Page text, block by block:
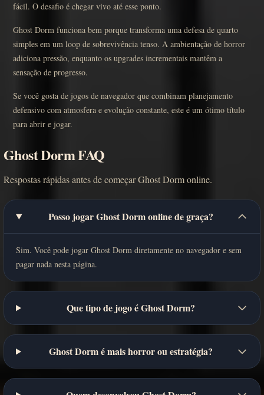
fácil. O desafio é chegar vivo até esse ponto.
Ghost Dorm funciona bem porque transforma uma defesa de quarto
simples em um loop de sobrevivência tenso. A ambientação de horror
adiciona pressão, enquanto os upgrades incrementais mantêm a
sensação de progresso.
Se você gosta de jogos de navegador que combinam planejamento
defensivo com atmosfera e evolução constante, este é um ótimo título
para abrir e jogar.
Ghost Dorm FAQ
Respostas rápidas antes de começar Ghost Dorm online.
Posso jogar Ghost Dorm online de graça?
Sim. Você pode jogar Ghost Dorm diretamente no navegador e sem
pagar nada nesta página.
Que tipo de jogo é Ghost Dorm?
Ghost Dorm é mais horror ou estratégia?